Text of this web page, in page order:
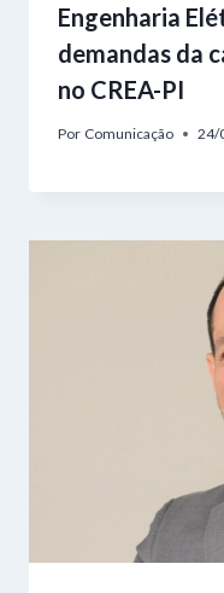
Engenharia
demandas da
no CREA-PI
Por Comunicação 24/